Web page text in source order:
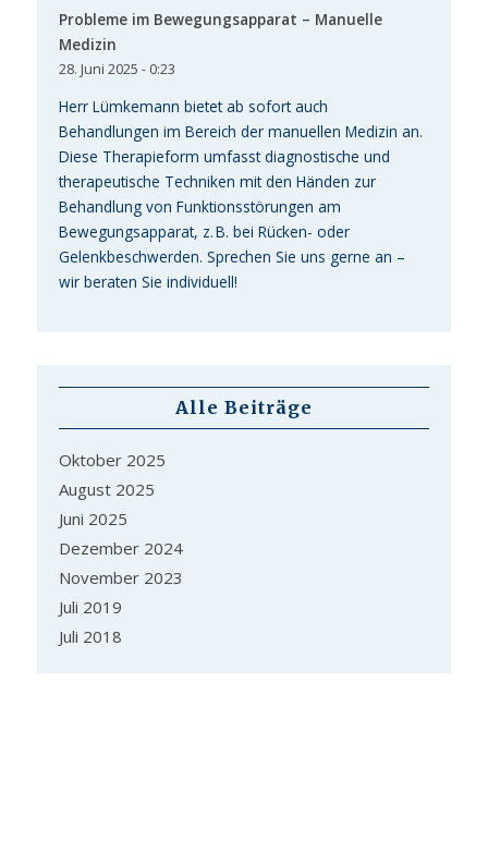
Probleme im Bewegungsapparat – Manuelle
Medizin
28. Juni 2025 - 0:23
Herr Lümkemann bietet ab sofort auch
Behandlungen im Bereich der manuellen Medizin an.
Diese Therapieform umfasst diagnostische und
therapeutische Techniken mit den Händen zur
Behandlung von Funktionsstörungen am
Bewegungsapparat, z. B. bei Rücken- oder
Gelenkbeschwerden. Sprechen Sie uns gerne an –
wir beraten Sie individuell!
Alle Beiträge
Oktober 2025
August 2025
Juni 2025
Dezember 2024
November 2023
Juli 2019
Juli 2018